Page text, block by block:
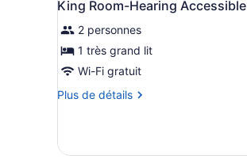
King Room-Hearing Accessible
2 personnes
1 très grand lit
Wi-Fi gratuit
Plus de détails
Plus
King